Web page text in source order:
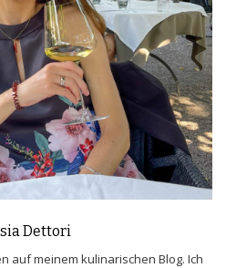
Dettori
auf meinem kulinarischen Blog. Ich